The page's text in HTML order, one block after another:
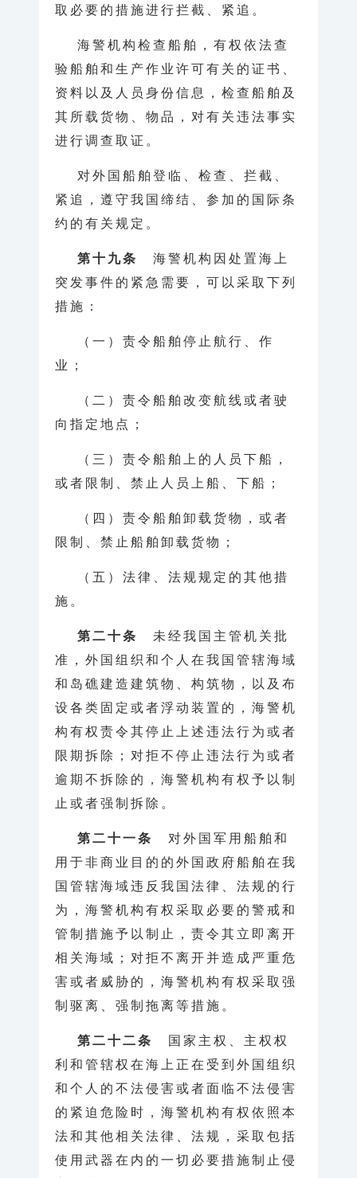
取必要的措施进行拦截、紧追。
海警机构检查船舶，有权依法查
验船舶和生产作业许可有关的证书、
资料以及人员身份信息，检查船舶及
其所载货物、物品，对有关违法事实
进行调查取证。
对外国船舶登临、检查、拦截、
紧追，遵守我国缔结、参加的国际条
约的有关规定。
第十九条
海警机构因处置海上
突发事件的紧急需要，可以采取下列
措施：
（一）责令船舶停止航行、作
业；
（二）责令船舶改变航线或者驶
向指定地点；
（三）责令船舶上的人员下船，
或者限制、禁止人员上船、下船；
（四）责令船舶卸载货物，或者
限制、禁止船舶卸载货物；
（五）法律、法规规定的其他措
施。
第二十条
未经我国主管机关批
准，外国组织和个人在我国管辖海域
和岛礁建造建筑物、构筑物，以及布
设各类固定或者浮动装置的，海警机
构有权责令其停止上述违法行为或者
限期拆除；对拒不停止违法行为或者
逾期不拆除的，海警机构有权予以制
止或者强制拆除。
第二十一条
对外国军用船舶和
用于非商业目的的外国政府船舶在我
国管辖海域违反我国法律、法规的行
为，海警机构有权采取必要的警戒和
管制措施予以制止，责令其立即离开
相关海域；对拒不离开并造成严重危
害或者威胁的，海警机构有权采取强
制驱离、强制拖离等措施。
第二十二条
国家主权、主权权
利和管辖权在海上正在受到外国组织
和个人的不法侵害或者面临不法侵害
的紧迫危险时，海警机构有权依照本
法和其他相关法律、法规，采取包括
使用武器在内的一切必要措施制止侵